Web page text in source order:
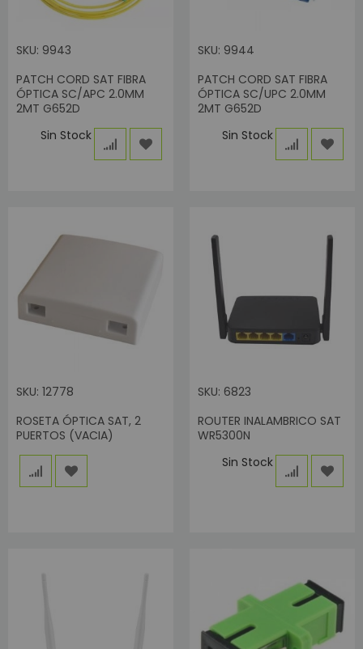
SKU: 9943
PATCH CORD SAT FIBRA
ÓPTICA SC/APC 2.0MM
2MT G652D
Sin Stock
SKU: 9944
PATCH CORD SAT FIBRA
ÓPTICA SC/UPC 2.0MM
2MT G652D
Sin Stock
SKU: 12778
ROSETA ÓPTICA SAT, 2
PUERTOS (VACIA)
SKU: 6823
ROUTER INALAMBRICO SAT
WR5300N
Sin Stock